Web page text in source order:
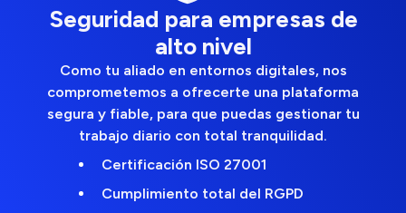
Seguridad para empresas de
alto nivel
Como tu aliado en entornos digitales, nos
comprometemos a ofrecerte una plataforma
segura y fiable, para que puedas gestionar tu
trabajo diario con total tranquilidad.
Certificación ISO 27001
Cumplimiento total del RGPD